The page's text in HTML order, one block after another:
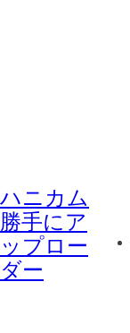
ハニカム
勝手にア
ップロー
ダー